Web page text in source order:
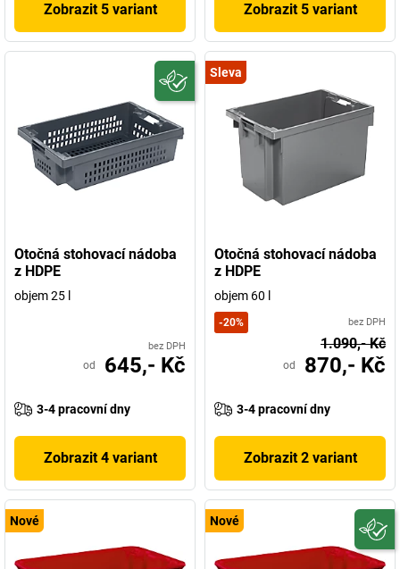
Zobrazit 5 variant Zobrazit 5 variant
Otočná stohovací nádoba
z HDPE
objem 25 l
bez DPH
od 645,- Kč
3-4 pracovní dny
Zobrazit 4 variant
Sleva
Otočná stohovací nádoba
z HDPE
objem 60 l
-20% bez DPH
1.090,- Kč
od 870,- Kč
3-4 pracovní dny
Zobrazit 2 variant
Nové Nové